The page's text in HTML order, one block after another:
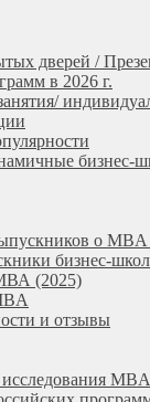
дверей /
в 2026 г.
бизнес-
о MBA
бизнес-
(2025)
и отзывы
MBA